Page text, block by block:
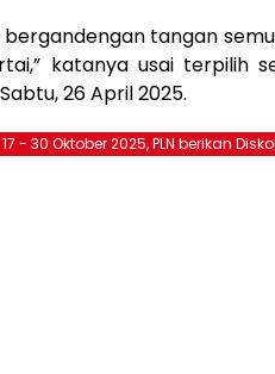
bergandengan tangan
katanya usai terpilih
26 April 2025.
17 - 30 Oktober 2025, PLN berikan